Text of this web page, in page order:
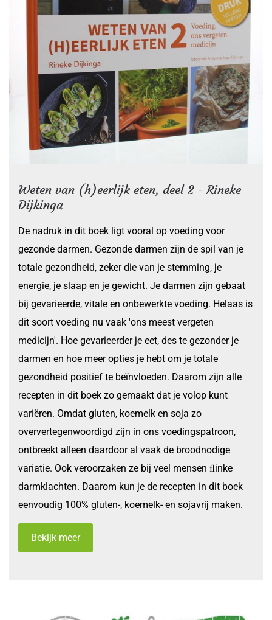
Weten van (h)eerlijk eten, deel 2 - Rineke
Dijkinga
De nadruk in dit boek ligt vooral op voeding voor
gezonde darmen. Gezonde darmen zijn de spil van je
totale gezondheid, zeker die van je stemming, je
energie, je slaap en je gewicht. Je darmen zijn gebaat
bij gevarieerde, vitale en onbewerkte voeding. Helaas is
dit soort voeding nu vaak 'ons meest vergeten
medicijn'. Hoe gevarieerder je eet, des te gezonder je
darmen en hoe meer opties je hebt om je totale
gezondheid positief te beïnvloeden. Daarom zijn alle
recepten in dit boek zo gemaakt dat je volop kunt
variëren. Omdat gluten, koemelk en soja zo
oververtegenwoordigd zijn in ons voedingspatroon,
ontbreekt alleen daardoor al vaak de broodnodige
variatie. Ook veroorzaken ze bij veel mensen ﬂinke
darmklachten. Daarom kun je de recepten in dit boek
eenvoudig 100% gluten-, koemelk- en sojavrĳ maken.
Bekijk meer